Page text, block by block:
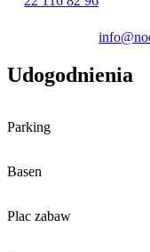
Goście podróżujący
parkingu na terenie
Udogodnienia
Parking
Basen
Plac zabaw